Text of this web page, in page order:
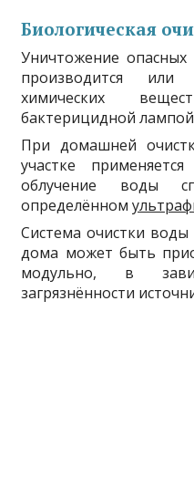
Биологическая
Уничтожение
производится
химических
бактерицидной
При домашней
участке
облучение воды
определённом
Система очистки воды
дома может быть
модульно, в
загрязнённости